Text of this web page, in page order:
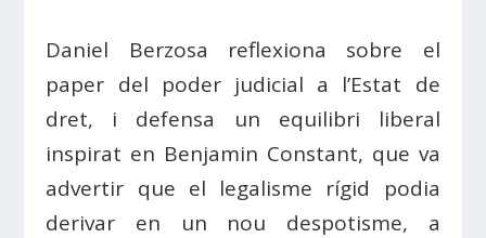
Daniel Berzosa reflexiona sobre el
paper del poder judicial a l’Estat de
dret, i defensa un equilibri liberal
inspirat en Benjamin Constant, que va
advertir que el legalisme rígid podia
derivar en un nou despotisme, a